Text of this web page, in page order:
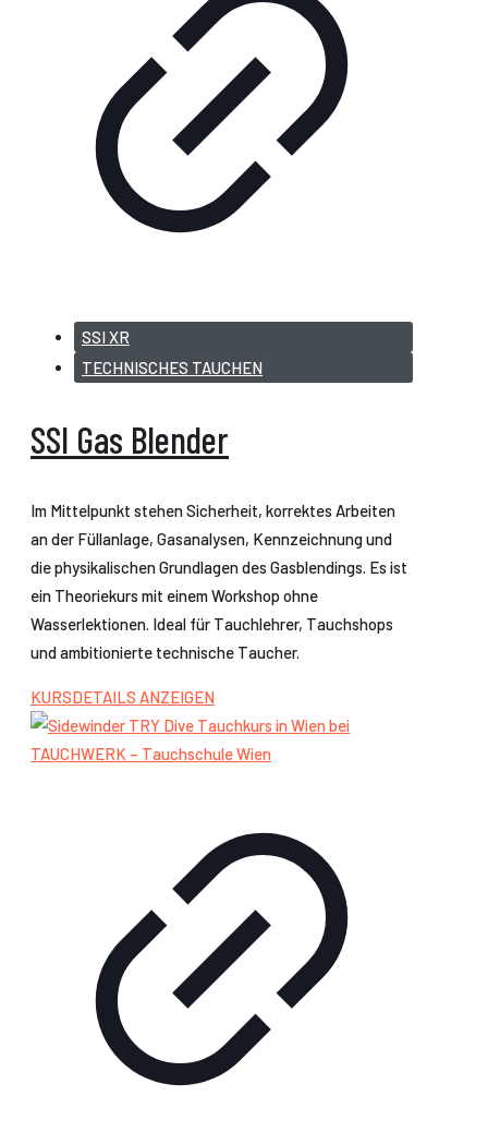
SSI XR
TECHNISCHES TAUCHEN
SSI Gas Blender
Im Mittelpunkt stehen Sicherheit, korrektes Arbeiten
an der Füllanlage, Gasanalysen, Kennzeichnung und
die physikalischen Grundlagen des Gasblendings. Es ist
ein Theoriekurs mit einem Workshop ohne
Wasserlektionen. Ideal für Tauchlehrer, Tauchshops
und ambitionierte technische Taucher.
KURSDETAILS ANZEIGEN